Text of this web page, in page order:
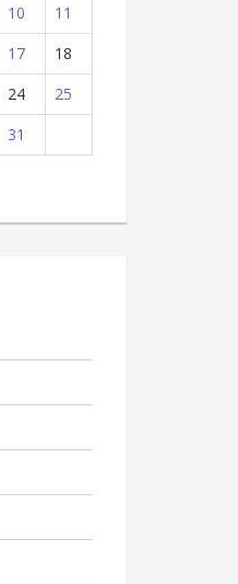
10
11
17
18
24
25
31